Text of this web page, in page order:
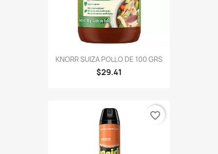
KNORR SUIZA POLLO DE 100 GRS
$29.41
favorite_border